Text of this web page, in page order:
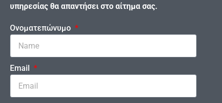
υπηρεσίας θα απαντήσει στο αίτημα σας.
Ονοματεπώνυμο
Email